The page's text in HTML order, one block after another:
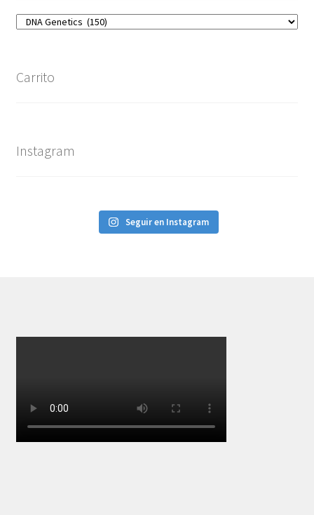
Carrito
Instagram
Seguir en Instagram